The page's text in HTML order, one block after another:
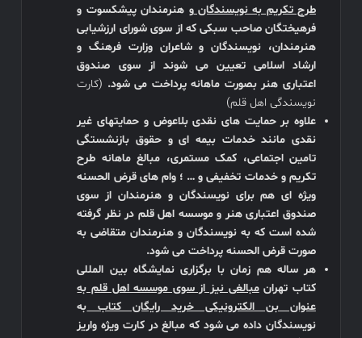
طرح تکریم به نویسندگانو هنرمندان پیشکسوت و
فرهیختگان صاحب سبکی که از سوی شورای ارزشیابی
هنرمندان، نویسندگان و شاعران وزارت فرهنگ و
ارشاد اسلامی تعیین می شوند از سوی صندوق
اعتباری هنر بصورت ماهانه پرداخت می شود. (کارت
نویسندگی اهل قلم)
علاوه بر حمایت های نقدی بلاعوض و حمایتهای غیر
نقدی مانند خدمات بیمه ای و حقوق بازنشستگی
تامین اجتماعی، کمک مستمری، مبالغ ماهانه طرح
تکریم و خدمات تخفیفی و … ؛ وام های قرض الحسنه
ویژه ای هم برای نویسندگان و هنرمندان از سوی
صندوق اعتباری هنر و موسسه اهل قلم در نظر گرفته
شده است که به نویسندگان و هنرمندان متقاضی به
صورت قرض الحسنه پرداخت می شود.
هر ساله هم زمان با برگزاری نمایشگاه بین المللی
کتاب تهرانمبالغی نیز از سوی موسسه اهل قلم به
عنوان بن الکترونیکی خرید رایگان کتاب به
نویسندگان داده می شود که مبالغ در کارت ویژه واریز